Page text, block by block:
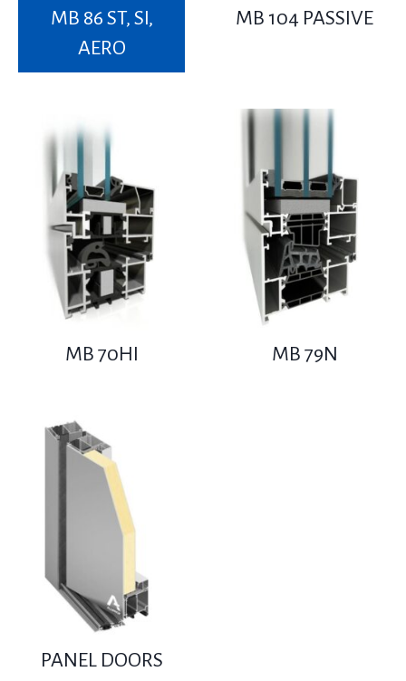
MB 86 ST, SI,
AERO
MB 104 PASSIVE
MB 70HI MB 79N
PANEL DOORS